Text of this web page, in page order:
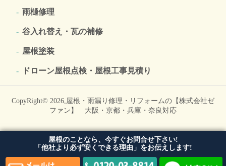
雨樋修理
谷入れ替え・瓦の補修
屋根塗装
ドローン屋根点検・屋根工事見積り
CopyRight© 2026,屋根・雨漏り修理・リフォームの【株式会社ゼ
ファン】 大阪・京都・兵庫・奈良対応
屋根のことなら、今すぐお問合せ下さい!
「他社より必ず安くできる理由」をお伝えします!